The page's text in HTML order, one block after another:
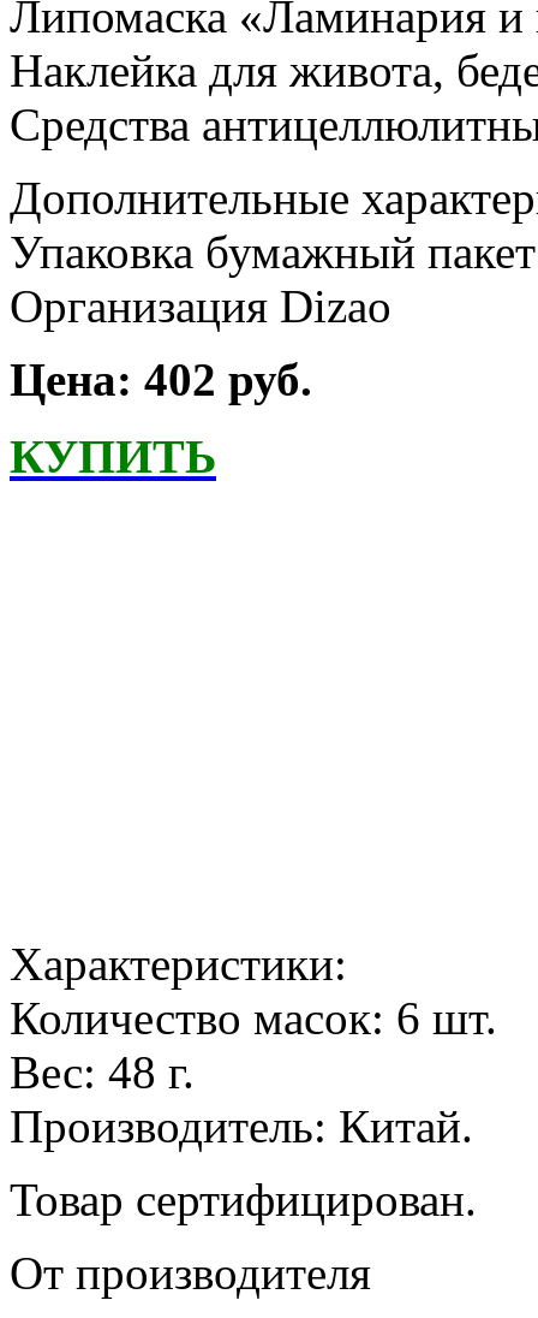
Липомаска «Ламинария
Наклейка для живота,
Средства
Дополнительные
Упаковка бумажный пакет
Организация Dizao
Цена: 402 руб.
КУПИТЬ
Характеристики:
Количество масок: 6 шт.
Вес: 48 г.
Производитель: Китай.
Товар сертифицирован.
От производителя